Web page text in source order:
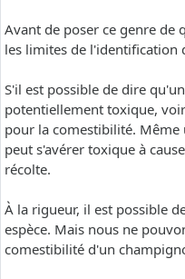
Avant de poser ce genre de
les limites de l'identification
S'il est possible de dire
potentiellement toxique,
pour la comestibilité.
peut s'avérer toxique à
récolte.
À la rigueur, il est possible
espèce. Mais nous ne
comestibilité d'un